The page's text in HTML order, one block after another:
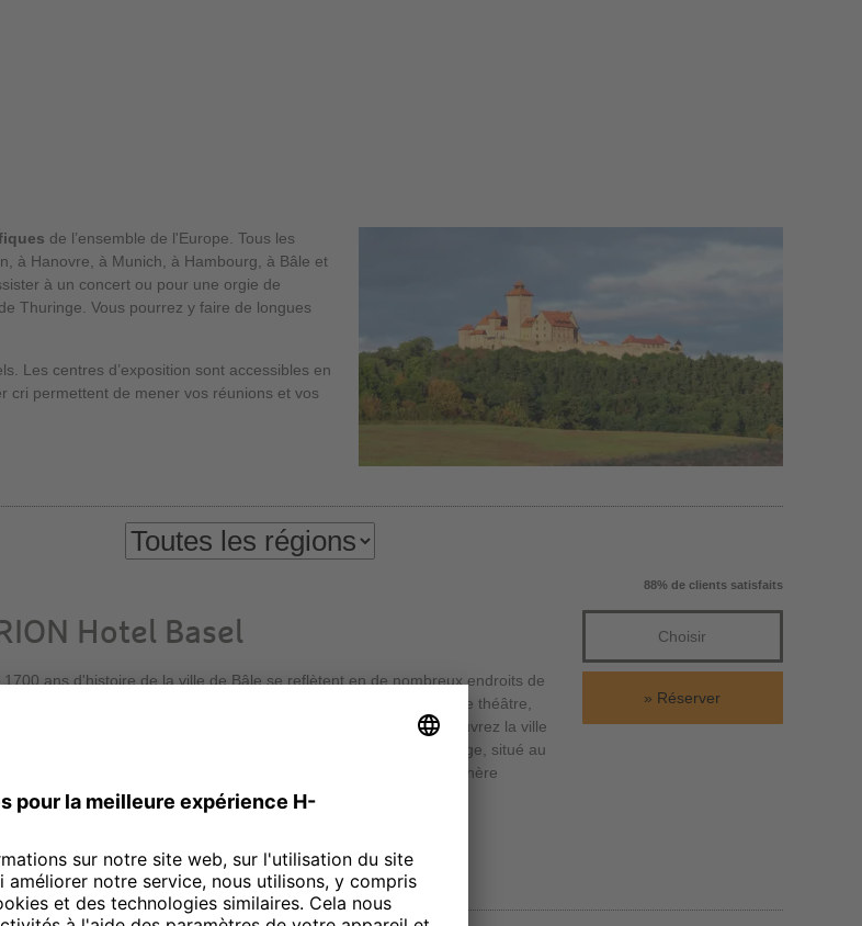
de l’ensemble de l'Europe. Tous les
à Hanovre, à Munich, à Hambourg, à Bâle et
à un concert ou pour une orgie de
Thuringe. Vous pourrez y faire de longues
Les centres d’exposition sont accessibles en
cri permettent de mener vos réunions et vos
Hotel Basel
1700 ans d'histoire de la ville de Bâle se reflètent en de nombreux endroits de
À cela s'ajoutent de nombreux musées, galeries et 30 scènes de théâtre,
des plus prestigieuses foire d'art contemporain du monde. Découvrez la ville
à l'HYPERION Hotel Basel ! Notre Executive Lounge, situé au
la tour de la foire, haute de plus de cent mètres, offre une atmosphère
vue de premier ordre.
88% de clients satisfaits
Choisir
Réserver